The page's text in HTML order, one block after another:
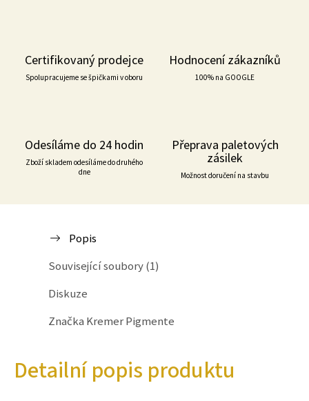
Certifikovaný prodejce
Spolupracujeme se špičkami v oboru
Hodnocení zákazníků
100% na GOOGLE
Odesíláme do 24 hodin
Zboží skladem odesíláme do druhého
dne
Přeprava paletových
zásilek
Možnost doručení na stavbu
Popis
Související soubory (1)
Diskuze
Značka Kremer Pigmente
Detailní popis produktu